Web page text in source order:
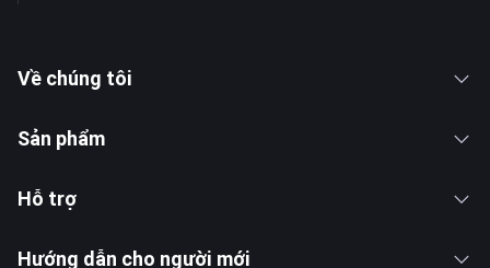
Về chúng tôi
Sản phẩm
Hỗ trợ
Hướng dẫn cho người mới